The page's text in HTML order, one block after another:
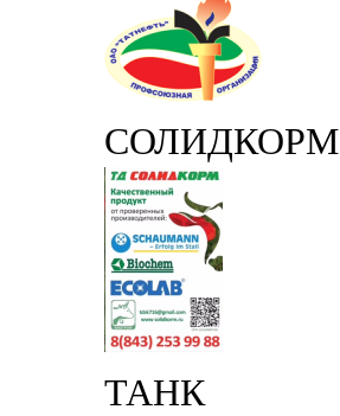
СОЛИДКОРМ
ТАНК